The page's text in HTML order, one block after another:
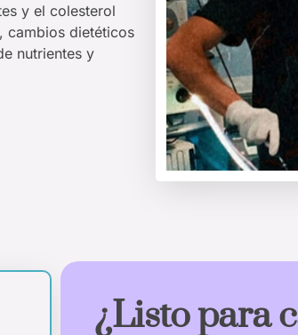
y el colesterol
cambios dietéticos
nutrientes y
¿Listo para